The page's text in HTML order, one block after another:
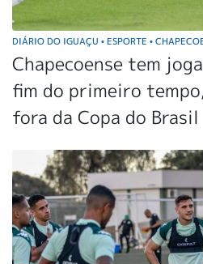
DIÁRIO DO IGUAÇU • ESPORTE •
Chapecoense tem
fim do primeiro
fora da Copa do Brasil